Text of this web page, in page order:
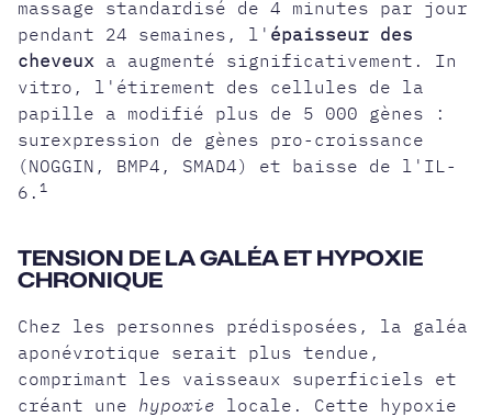
massage standardisé de 4 minutes par jour
pendant 24 semaines, l' épaisseur des
cheveux a augmenté significativement. In
vitro, l'étirement des cellules de la
papille a modifié plus de 5 000 gènes :
surexpression de gènes pro-croissance
(NOGGIN, BMP4, SMAD4) et baisse de l'IL-
6. 1
TENSION DE LA GALÉA ET HYPOXIE
CHRONIQUE
Chez les personnes prédisposées, la galéa
aponévrotique serait plus tendue,
comprimant les vaisseaux superficiels et
créant une hypoxie locale. Cette hypoxie